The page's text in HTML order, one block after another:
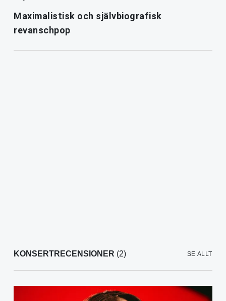
Maximalistisk och självbiografisk
revanschpop
KONSERTRECENSIONER (2) SE ALLT